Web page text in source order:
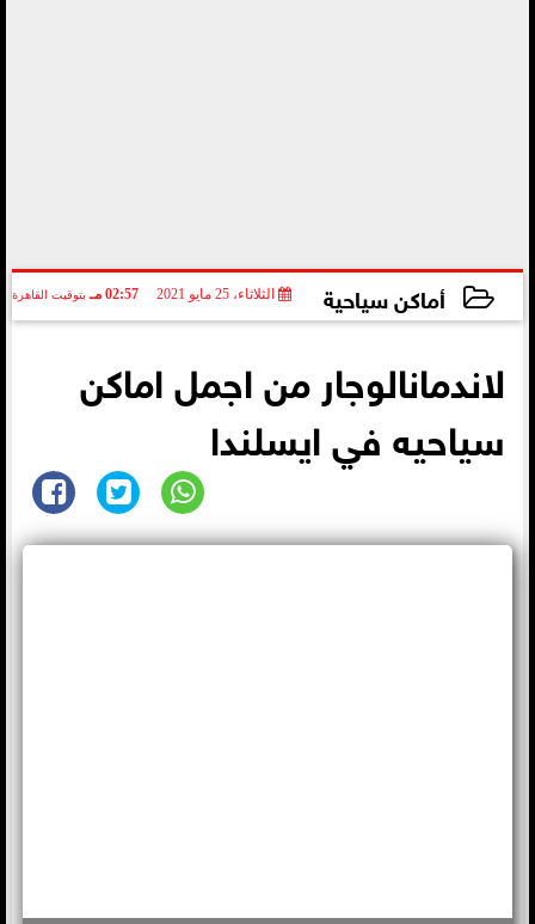
أماكن سياحية الثلاثاء، 25 مايو 2021 02:57 مـ بتوقيت القاهرة
لاندمانالوجار من اجمل اماكن
سياحيه في ايسلندا